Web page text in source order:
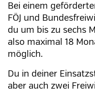
Bei einem
FÖJ und
du um bis zu sechs
also maximal 18
möglich.
Du in deiner
aber auch zwei